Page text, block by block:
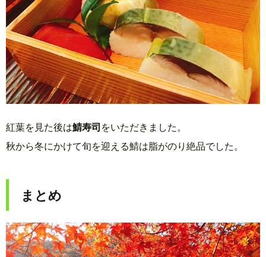
紅葉を見た後は鯖寿司 をいただきました。
秋から冬にかけて旬を迎える鯖は脂がのり絶品でした。
まとめ